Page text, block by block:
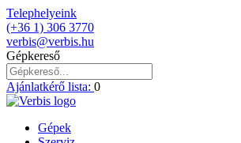
Telephelyeink
(+36 1) 306 3770
verbis@verbis.hu
Gépkereső
Ajánlatkérő lista: 0
Gépek